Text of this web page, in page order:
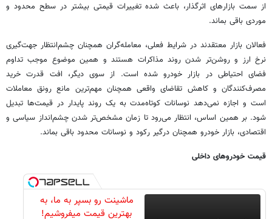
از سمت بازارهای اثرگذار، باعث شده تغییرات قیمتی بیشتر در سطح محدود و
موردی باقی بماند.
فعالان بازار معتقدند در شرایط فعلی، معامله‌گران همچنان چشم‌انتظار جهت‌گیری
نرخ ارز و روشن‌تر شدن روند مذاکرات هستند و همین موضوع موجب تداوم
فضای احتیاطی در بازار خودرو شده است. از سوی دیگر، افت قدرت خرید
مصرف‌کنندگان و کاهش تقاضای واقعی همچنان مهم‌ترین مانع رونق معاملات
است و اجازه نمی‌دهد نوسانات کوتاه‌مدت به یک روند پایدار در قیمت‌ها تبدیل
شود. بر همین اساس، انتظار می‌رود تا زمان مشخص‌تر شدن چشم‌انداز سیاسی و
اقتصادی، بازار خودرو همچنان درگیر رکود و نوسانات محدود باقی بماند.
قیمت خودروهای داخلی
ماشینت رو بسپر به ما، به
بهترین قیمت میفروشیم!